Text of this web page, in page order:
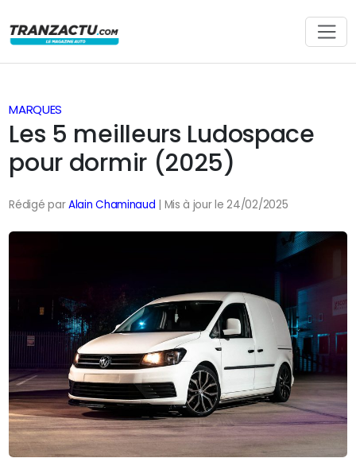
MARQUES
Les 5 meilleurs Ludospace
pour dormir (2025)
Rédigé parAlain Chaminaud | Mis à jour le 24/02/2025